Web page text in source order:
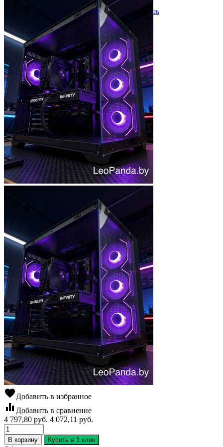
Наборы клавиатура и мышь
Коврики для мыши
Мультимедиа
Акустика
Наушники и гарнитуры
Микрофоны
favoriteДобавить в избранное
equalizer Добавить в сравнение
4 797,80 руб. 4 072,11 руб.
В корзину Купить в 1 клик